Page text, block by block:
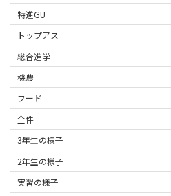
特進GU
トップアス
総合進学
機農
フード
全件
3年生の様子
2年生の様子
実習の様子